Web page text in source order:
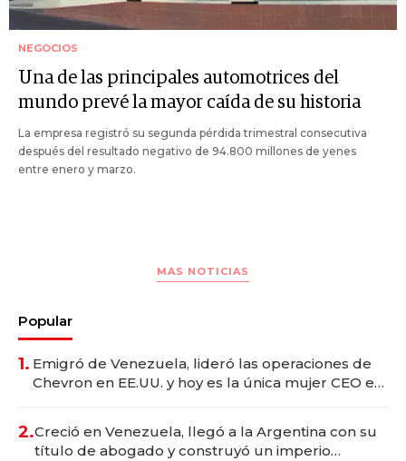
NEGOCIOS
Una de las principales automotrices del
mundo prevé la mayor caída de su historia
La empresa registró su segunda pérdida trimestral consecutiva
después del resultado negativo de 94.800 millones de yenes
entre enero y marzo.
MAS NOTICIAS
Popular
1. Emigró de Venezuela, lideró las operaciones de
Chevron en EE.UU. y hoy es la única mujer CEO en
2.Creció en Venezuela, llegó a la Argentina con su
título de abogado y construyó un imperio